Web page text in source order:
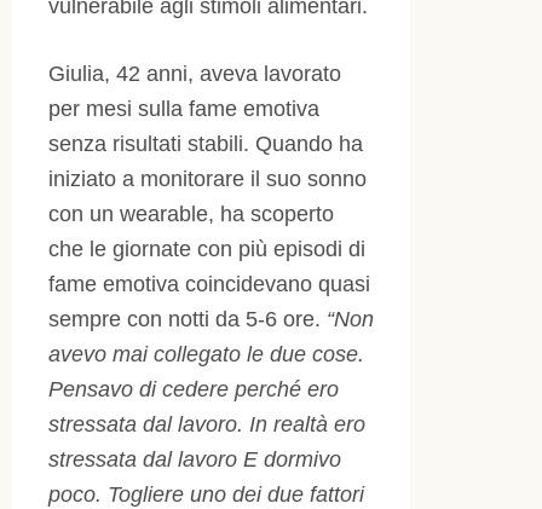
vulnerabile agli stimoli alimentari.
Giulia, 42 anni, aveva lavorato
per mesi sulla fame emotiva
senza risultati stabili. Quando ha
iniziato a monitorare il suo sonno
con un wearable, ha scoperto
che le giornate con più episodi di
fame emotiva coincidevano quasi
sempre con notti da 5-6 ore. “Non
avevo mai collegato le due cose.
Pensavo di cedere perché ero
stressata dal lavoro. In realtà ero
stressata dal lavoro E dormivo
poco. Togliere uno dei due fattori